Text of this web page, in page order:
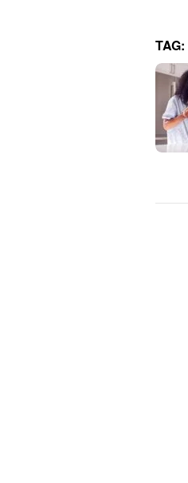
TAG: